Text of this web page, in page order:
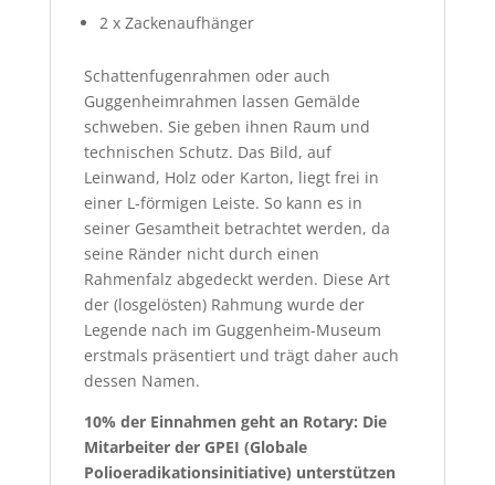
2 x Zackenaufhänger
Schattenfugenrahmen oder auch
Guggenheimrahmen lassen Gemälde
schweben. Sie geben ihnen Raum und
technischen Schutz. Das Bild, auf
Leinwand, Holz oder Karton, liegt frei in
einer L-förmigen Leiste. So kann es in
seiner Gesamtheit betrachtet werden, da
seine Ränder nicht durch einen
Rahmenfalz abgedeckt werden. Diese Art
der (losgelösten) Rahmung wurde der
Legende nach im Guggenheim-Museum
erstmals präsentiert und trägt daher auch
dessen Namen.
10% der Einnahmen geht an Rotary: Die
Mitarbeiter der GPEI (Globale
Polioeradikationsinitiative) unterstützen